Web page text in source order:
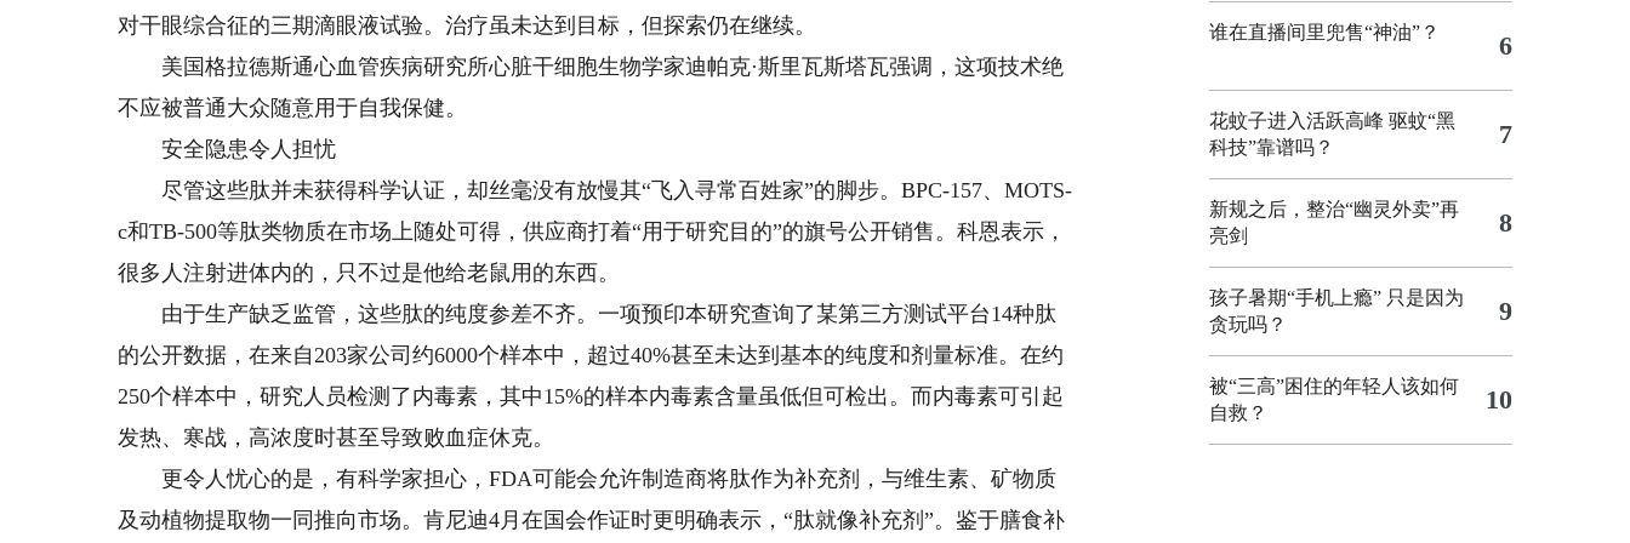
对干眼综合征的三期滴眼液试验。治疗虽未达到目标，但探索仍在继续。
美国格拉德斯通心血管疾病研究所心脏干细胞生物学家迪帕克·斯里瓦斯塔瓦强调，这项技术绝
不应被普通大众随意用于自我保健。
安全隐患令人担忧
尽管这些肽并未获得科学认证，却丝毫没有放慢其“飞入寻常百姓家”的脚步。BPC-157、MOTS-
c和TB-500等肽类物质在市场上随处可得，供应商打着“用于研究目的”的旗号公开销售。科恩表示，
很多人注射进体内的，只不过是他给老鼠用的东西。
由于生产缺乏监管，这些肽的纯度参差不齐。一项预印本研究查询了某第三方测试平台14种肽
的公开数据，在来自203家公司约6000个样本中，超过40%甚至未达到基本的纯度和剂量标准。在约
250个样本中，研究人员检测了内毒素，其中15%的样本内毒素含量虽低但可检出。而内毒素可引起
发热、寒战，高浓度时甚至导致败血症休克。
更令人忧心的是，有科学家担心，FDA可能会允许制造商将肽作为补充剂，与维生素、矿物质
及动植物提取物一同推向市场。肯尼迪4月在国会作证时更明确表示，“肽就像补充剂”。鉴于膳食补
谁在直播间里兜售“神油”？ 6
花蚊子进入活跃高峰 驱蚊“黑
科技”靠谱吗？
7
新规之后，整治“幽灵外卖”再
亮剑
8
孩子暑期“手机上瘾” 只是因为
贪玩吗？
9
被“三高”困住的年轻人该如何
自救？
10